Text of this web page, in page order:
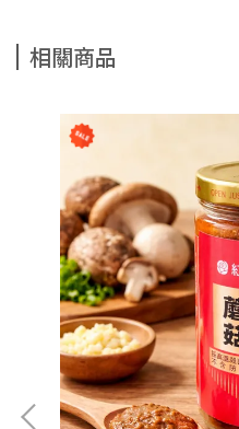
相關商品